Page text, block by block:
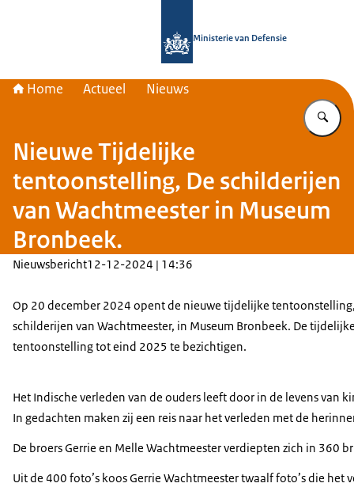
Ministerie van Defensie
Home Actueel Nieuws
Nieuwe Tijdelijke
tentoonstelling, De schilderijen
van Wachtmeester in Museum
Bronbeek.
Nieuwsbericht12-12-2024 | 14:36
Op 20 december 2024 opent de nieuwe tijdelijke
schilderijen van Wachtmeester, in Museum Bronbeek. De
tentoonstelling tot eind 2025 te bezichtigen.
Het Indische verleden van de ouders leeft door in de levens
In gedachten maken zij een reis naar het verleden met de
De broers Gerrie en Melle Wachtmeester verdiepten zich in 360
Uit de 400 foto’s koos Gerrie Wachtmeester twaalf foto’s die